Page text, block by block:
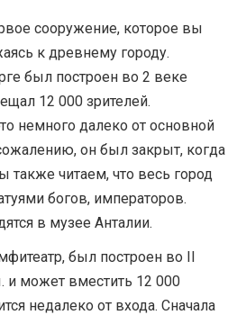
сооружение, которое вы
к древнему городу.
был построен во 2 веке
12 000 зрителей.
немного далеко от основной
он был закрыт, когда
читаем, что весь город
богов, императоров.
в музее Анталии.
был построен во II
и может вместить 12 000
недалеко от входа. Сначала